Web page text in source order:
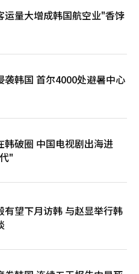
。尤其是如果追加贷款导致不良
，因此要求MBK伙伴提供连带担
，谈判未见进展。※ 本报道经
运量大增成韩国航空业"香饽
袭韩国 首尔4000处避暑中心
韩破圈 中国电视剧出海进
"
有望下月访韩 与赵显举行韩